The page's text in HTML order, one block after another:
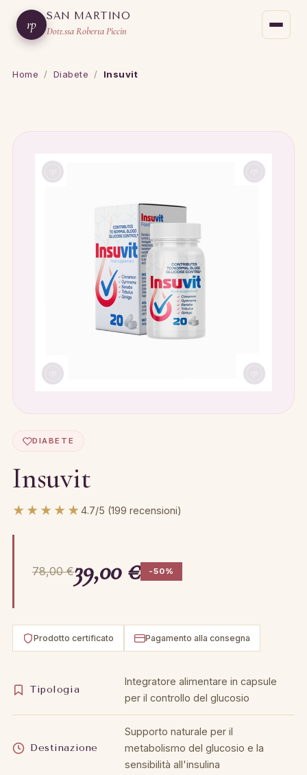
rp
SAN MARTINO
Dott.ssa Roberta Piccin
Home / Diabete / Insuvit
DIABETE
Insuvit
★★★★★4.7/5 (199 recensioni)
78,00 €39,00 € -50%
Prodotto certificato Pagamento alla consegna
Tipologia
Integratore alimentare in capsule
per il controllo del glucosio
Destinazione
Supporto naturale per il
metabolismo del glucosio e la
sensibilità all'insulina